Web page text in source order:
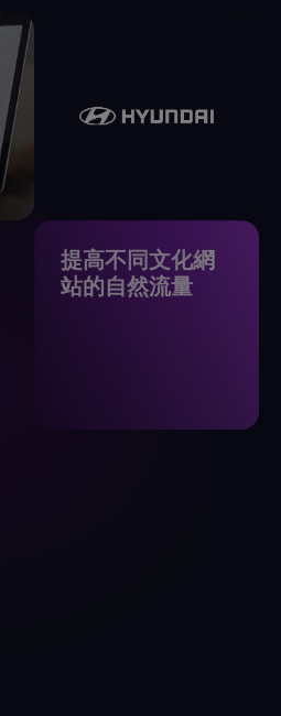
提高不同文化網
站的自然流量